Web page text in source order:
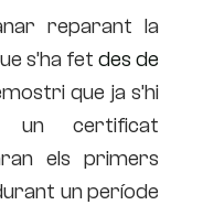
reparant la
s’ha fet des de
que ja s’hi
un certificat
els primers
un període